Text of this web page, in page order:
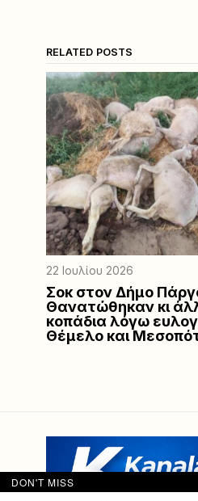
RELATED POSTS
22 Ιουλίου 2026
Σοκ στον Δήμο
Θανατώθηκαν κι
κοπάδια λόγω
Θέμελο και
DON'T MISS